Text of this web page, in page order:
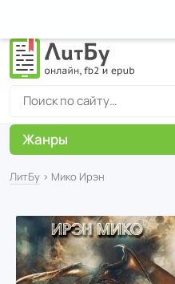
ЛитБу › Мико Ирэн
Жанры